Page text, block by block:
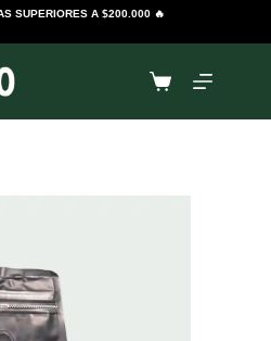
SUPERIORES A $200.000 🔥
Carro